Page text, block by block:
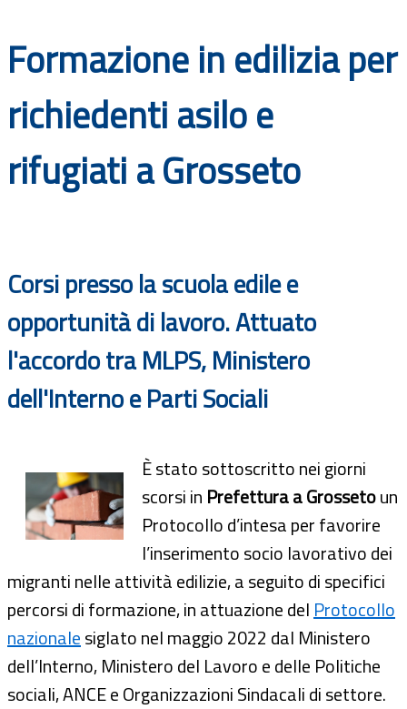
Bandi
Guide
Formazione in edilizia per
richiedenti asilo e
rifugiati a Grosseto
Corsi presso la scuola edile e
opportunità di lavoro. Attuato
l'accordo tra MLPS, Ministero
dell'Interno e Parti Sociali
È stato sottoscritto nei giorni
scorsi in Prefettura a Grossetoun
Protocollo d’intesa per favorire
l’inserimento socio lavorativo dei
migranti nelle attività edilizie, a seguito di specifici
percorsi di formazione, in attuazione del Protocollo
nazionalesiglato nel maggio 2022 dal Ministero
dell’Interno, Ministero del Lavoro e delle Politiche
sociali, ANCE e Organizzazioni Sindacali di settore.